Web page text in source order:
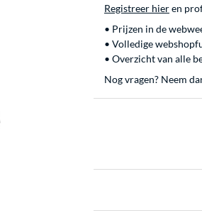
Registreer hieren
• Prijzen in de
• Volledige
• Overzicht van alle
Nog vragen? Neem